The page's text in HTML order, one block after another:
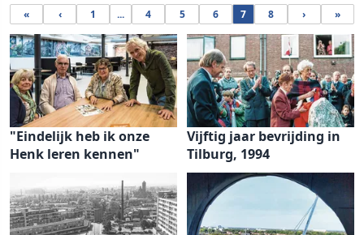
« ‹ 1 ... 4 5 6 7 8 › »
"Eindelijk heb ik onze
Henk leren kennen"
Vijftig jaar bevrijding in
Tilburg, 1994